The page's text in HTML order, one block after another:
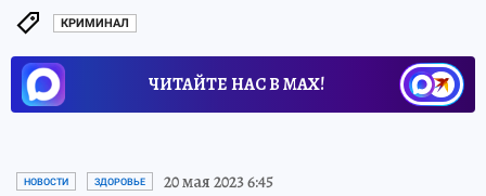
КРИМИНАЛ
ЧИТАЙТЕ НАС В МАХ!
НОВОСТИ ЗДОРОВЬЕ 20 мая 2023 6:45